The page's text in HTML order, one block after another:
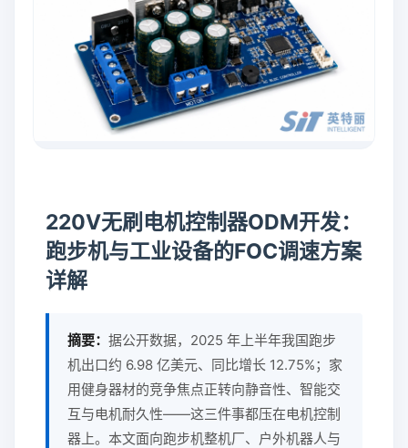
220V无刷电机控制器ODM开发：
跑步机与工业设备的FOC调速方案
详解
摘要： 据公开数据，2025 年上半年我国跑步
机出口约 6.98 亿美元、同比增长 12.75%；家
用健身器材的竞争焦点正转向静音性、智能交
互与电机耐久性——这三件事都压在电机控制
器上。本文面向跑步机整机厂、户外机器人与